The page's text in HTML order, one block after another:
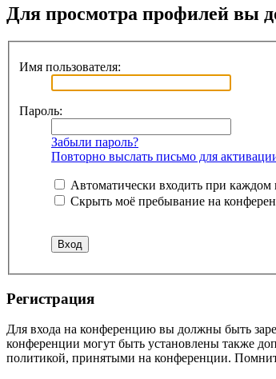
Для просмотра профилей вы
Имя пользователя:
Пароль:
Забыли пароль?
Повторно выслать письмо для
Автоматически входить при каждом
Скрыть моё пребывание на
Регистрация
Для входа на конференцию вы должны быть
конференции могут быть установлены также
политикой, принятыми на конференции.